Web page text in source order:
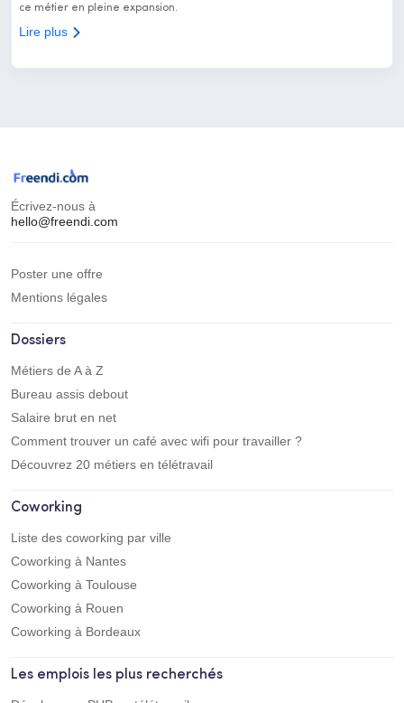
ce métier en pleine expansion.
Lire plus
Écrivez-nous à
hello@freendi.com
Poster une offre
Mentions légales
Dossiers
Métiers de A à Z
Bureau assis debout
Salaire brut en net
Comment trouver un café avec wifi pour travailler ?
Découvrez 20 métiers en télétravail
Coworking
Liste des coworking par ville
Coworking à Nantes
Coworking à Toulouse
Coworking à Rouen
Coworking à Bordeaux
Les emplois les plus recherchés